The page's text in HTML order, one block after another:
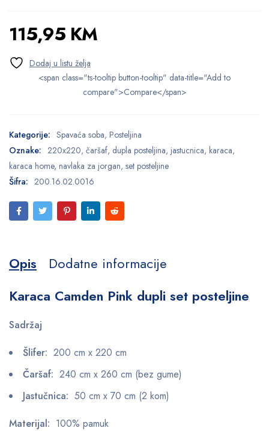
115,95 KM
<span class="ts-tooltip button-tooltip" data-title="Add to
compare">Compare</span>
Kategorije: Spavaća soba, Posteljina
Oznake: 220x220, čaršaf, dupla posteljina, jastucnica, karaca,
karaca home, navlaka za jorgan, set posteljine
Šifra: 200.16.02.0016
Opis
Dodatne informacije
Karaca Camden Pink dupli set posteljine
Sadržaj
Šlifer: 200 cm x 220 cm
Čaršaf: 240 cm x 260 cm (bez gume)
Jastučnica: 50 cm x 70 cm (2 kom)
Materijal: 100% pamuk